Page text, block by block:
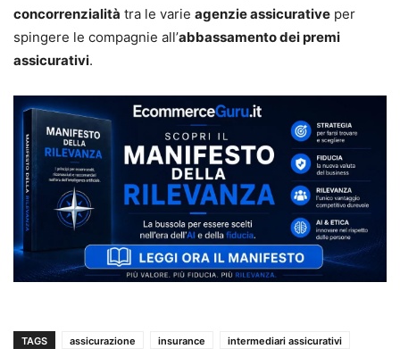
concorrenzialità tra le varie agenzie assicurative per
spingere le compagnie all’abbassamento dei premi
assicurativi.
TAGS assicurazione insurance
intermediari assicurativi